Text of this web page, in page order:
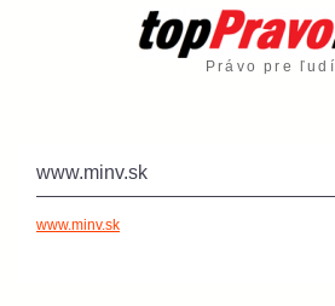
Právo pre ľudí
www.minv.sk
www.minv.sk